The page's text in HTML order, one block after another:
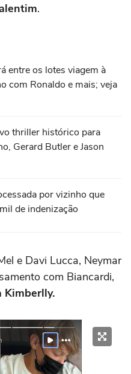
.
entre os lotes viagem à
com Ronaldo e mais; veja
thriller histórico para
Gerard Butler e Jason
por vizinho que
de indenização
e Davi Lucca, Neymar
com Biancardi,
Kimberlly.